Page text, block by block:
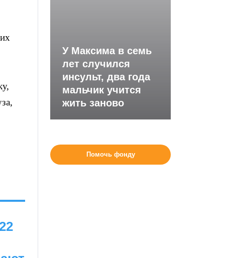
У Максима в семь
лет случился
инсульт, два года
мальчик учится
жить заново
Помочь фонду